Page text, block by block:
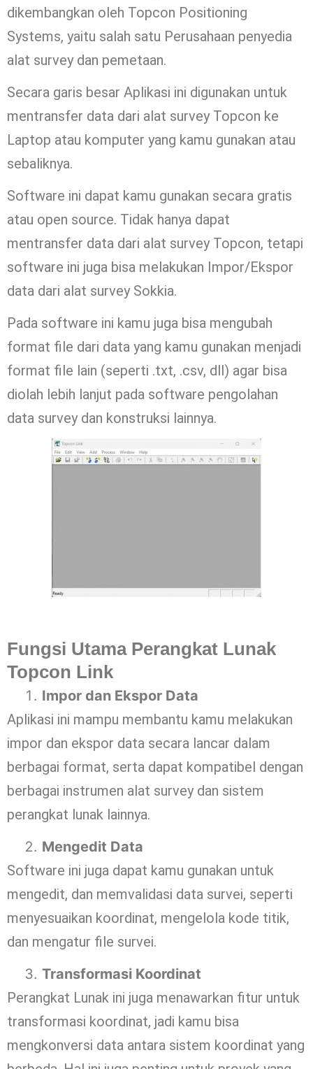
dikembangkan oleh Topcon Positioning
Systems, yaitu salah satu Perusahaan penyedia
alat survey dan pemetaan.
Secara garis besar Aplikasi ini digunakan untuk
mentransfer data dari alat survey Topcon ke
Laptop atau komputer yang kamu gunakan atau
sebaliknya.
Software ini dapat kamu gunakan secara gratis
atau open source. Tidak hanya dapat
mentransfer data dari alat survey Topcon, tetapi
software ini juga bisa melakukan Impor/Ekspor
data dari alat survey Sokkia.
Pada software ini kamu juga bisa mengubah
format file dari data yang kamu gunakan menjadi
format file lain (seperti .txt, .csv, dll) agar bisa
diolah lebih lanjut pada software pengolahan
data survey dan konstruksi lainnya.
Fungsi Utama Perangkat Lunak
Topcon Link
Impor dan Ekspor Data
Aplikasi ini mampu membantu kamu melakukan
impor dan ekspor data secara lancar dalam
berbagai format, serta dapat kompatibel dengan
berbagai instrumen alat survey dan sistem
perangkat lunak lainnya.
Mengedit Data
Software ini juga dapat kamu gunakan untuk
mengedit, dan memvalidasi data survei, seperti
menyesuaikan koordinat, mengelola kode titik,
dan mengatur file survei.
Transformasi Koordinat
Perangkat Lunak ini juga menawarkan fitur untuk
transformasi koordinat, jadi kamu bisa
mengkonversi data antara sistem koordinat yang